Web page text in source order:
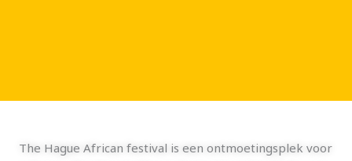
The Hague African festival is een ontmoetingsplek voor